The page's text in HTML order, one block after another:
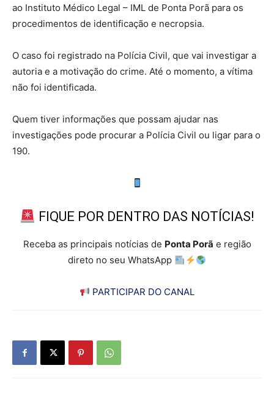
ao Instituto Médico Legal – IML de Ponta Porã para os
procedimentos de identificação e necropsia.
O caso foi registrado na Polícia Civil, que vai investigar a
autoria e a motivação do crime. Até o momento, a vítima
não foi identificada.
Quem tiver informações que possam ajudar nas
investigações pode procurar a Polícia Civil ou ligar para o
190.
FIQUE POR DENTRO DAS NOTÍCIAS!
Receba as principais notícias de Ponta Porã e região
direto no seu WhatsApp
PARTICIPAR DO CANAL